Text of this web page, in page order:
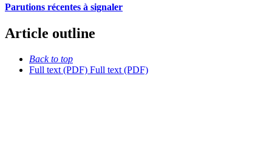
Parutions récentes à signaler
Article outline
Back to top
Full text (PDF) Full text (PDF)